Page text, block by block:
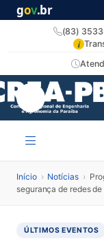
gov.br
(83)
i
Início › Notícias ›
segurança de redes
ÚLTIMOS EVENTOS